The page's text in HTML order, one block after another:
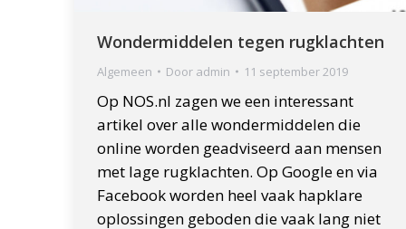
Wondermiddelen tegen rugklachten
Algemeen Door admin 11 september 2019
Op NOS.nl zagen we een interessant
artikel over alle wondermiddelen die
online worden geadviseerd aan mensen
met lage rugklachten. Op Google en via
Facebook worden heel vaak hapklare
oplossingen geboden die vaak lang niet